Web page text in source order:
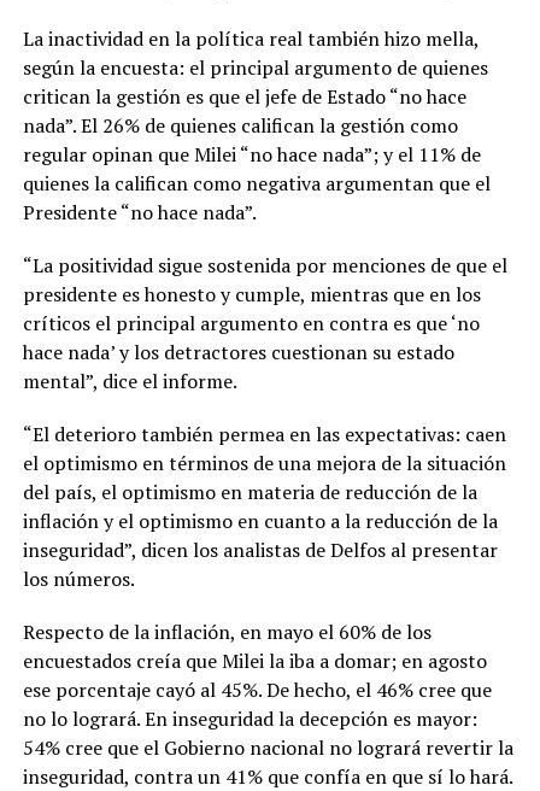
La inactividad en la política real también hizo mella,
según la encuesta: el principal argumento de quienes
critican la gestión es que el jefe de Estado “no hace
nada”. El 26% de quienes califican la gestión como
regular opinan que Milei “no hace nada”; y el 11% de
quienes la califican como negativa argumentan que el
Presidente “no hace nada”.
“La positividad sigue sostenida por menciones de que el
presidente es honesto y cumple, mientras que en los
críticos el principal argumento en contra es que ‘no
hace nada’ y los detractores cuestionan su estado
mental”, dice el informe.
“El deterioro también permea en las expectativas: caen
el optimismo en términos de una mejora de la situación
del país, el optimismo en materia de reducción de la
inflación y el optimismo en cuanto a la reducción de la
inseguridad”, dicen los analistas de Delfos al presentar
los números.
Respecto de la inflación, en mayo el 60% de los
encuestados creía que Milei la iba a domar; en agosto
ese porcentaje cayó al 45%. De hecho, el 46% cree que
no lo logrará. En inseguridad la decepción es mayor:
54% cree que el Gobierno nacional no logrará revertir la
inseguridad, contra un 41% que confía en que sí lo hará.